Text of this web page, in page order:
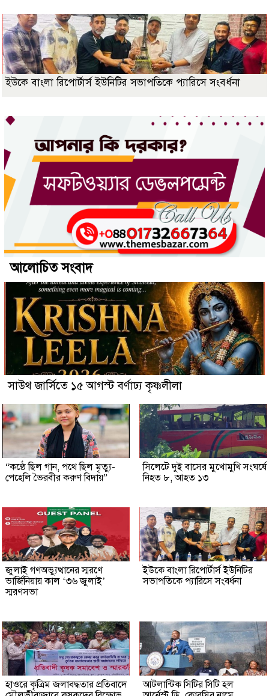
ইউকে বাংলা রিপোর্টার্স ইউনিটির সভাপতিকে প্যারিসে সংবর্ধনা
আলোচিত সংবাদ
সাউথ জার্সিতে ১৫ আগস্ট বর্ণাঢ্য কৃষ্ণলীলা
“কণ্ঠে ছিল গান, পথে ছিল মৃত্যু-
পেহেলি ভৈরবীর করুণ বিদায়”
সিলেটে দুই বাসের মুখোমুখি সংঘর্ষে
নিহত ৮, আহত ১৩
জুলাই গণঅভ্যুত্থানের স্মরণে
ভার্জিনিয়ায় কাল ‘৩৬ জুলাই’
স্মরণসভা
ইউকে বাংলা রিপোর্টার্স ইউনিটির
সভাপতিকে প্যারিসে সংবর্ধনা
হাওরে কৃত্রিম জলাবদ্ধতার প্রতিবাদে
আটলান্টিক সিটির সিটি হল